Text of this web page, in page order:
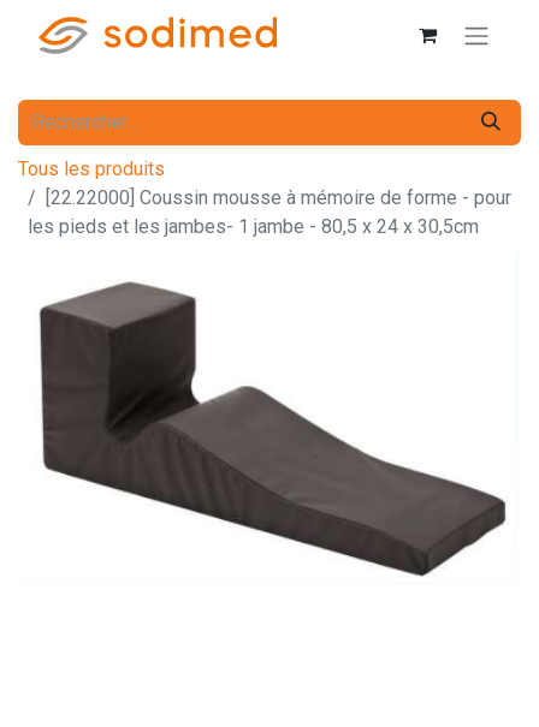
Tous les produits
[22.22000] Coussin mousse à mémoire de forme - pour
les pieds et les jambes- 1 jambe - 80,5 x 24 x 30,5cm